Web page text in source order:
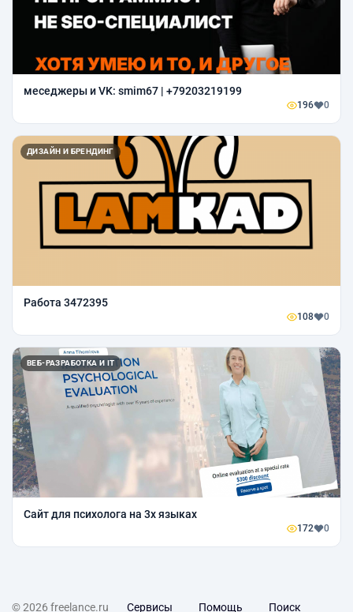
меседжеры и VK: smim67 | +79203219199
196 0
ДИЗАЙН И БРЕНДИНГ
Работа 3472395
108 0
ВЕБ-РАЗРАБОТКА И IT
Сайт для психолога на 3х языках
172 0
© 2026 freelance.ru Сервисы Помощь Поиск